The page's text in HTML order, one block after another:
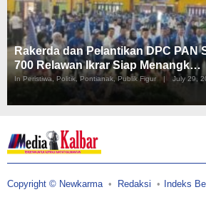
Rakerda dan Pelantikan DPC PAN
700 Relawan Ikrar Siap Menangk…
In Peristiwa, Politik, Pontianak, Publik Figur | July 29,
Copyright © Newkarma Redaksi Indeks